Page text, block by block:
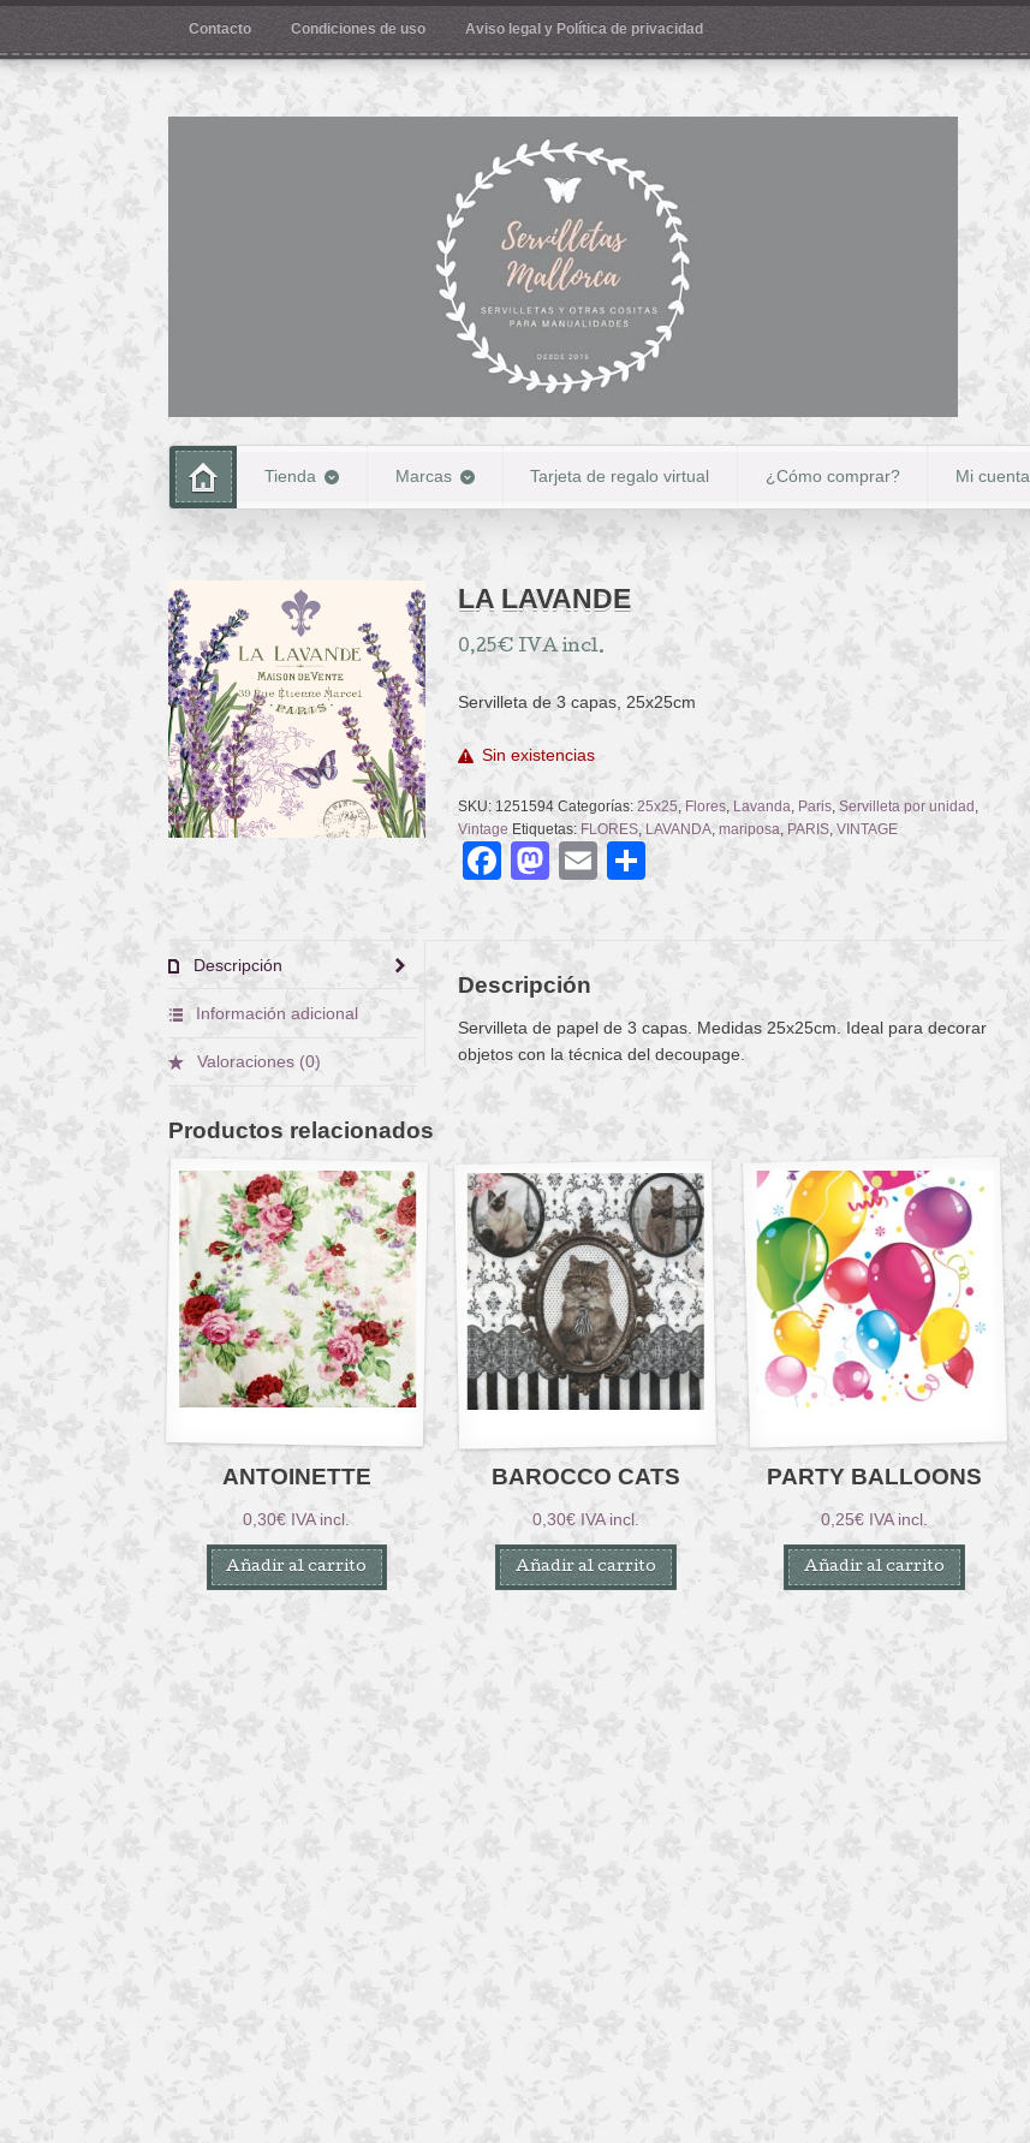
Contacto Condiciones de uso Aviso legal y Política de privacidad
Tienda Marcas Tarjeta de regalo virtual ¿Cómo comprar? Mi cuenta
LA LAVANDE
0,25€ IVA incl.
Servilleta de 3 capas, 25x25cm
Sin existencias
SKU: 1251594 Categorías: 25x25 Flores, Lavanda Paris, Servilleta por unidad
Vintage Etiquetas: FLORES, LAVANDA, mariposa PARIS, VINTAGE
Facebook
Mastodon
Email
Descripción
Información adicional
Valoraciones (0)
Descripción
Servilleta de papel de 3 capas. Medidas 25x25cm. Ideal para decorar
objetos con la técnica del decoupage.
Productos relacionados
ANTOINETTE
0,30€ IVA incl.
Añadir al carrito
BAROCCO CATS
0,30€ IVA incl.
Añadir al carrito
PARTY BALLOONS
0,25€ IVA incl.
Añadir al carrito